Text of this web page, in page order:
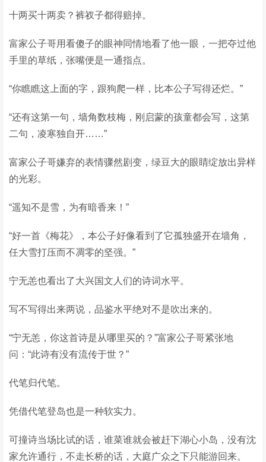
十两买十两卖？裤衩子都得赔掉。
富家公子哥用看傻子的眼神同情地看了他一眼，一把夺过他
手里的草纸，张嘴便是一通指点。
“你瞧瞧这上面的字，跟狗爬一样，比本公子写得还烂。”
“还有这第一句，墙角数枝梅，刚启蒙的孩童都会写，这第
二句，凌寒独自开……”
富家公子哥嫌弃的表情骤然剧变，绿豆大的眼睛绽放出异样
的光彩。
“遥知不是雪，为有暗香来！”
“好一首《梅花》，本公子好像看到了它孤独盛开在墙角，
任大雪打压而不凋零的坚强。”
宁无恙也看出了大兴国文人们的诗词水平。
写不写得出来两说，品鉴水平绝对不是吹出来的。
“宁无恙，你这首诗是从哪里买的？”富家公子哥紧张地
问：“此诗有没有流传于世？”
代笔归代笔。
凭借代笔登岛也是一种软实力。
可撞诗当场比试的话，谁菜谁就会被赶下湖心小岛，没有沈
家允许通行，不走长桥的话，大庭广众之下只能游回来。